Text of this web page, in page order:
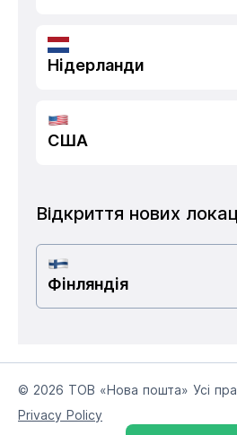
Нідерланди
США
Відкриття нових
Фінляндія
© 2026 ТОВ «Нова пошта» Усі
Privacy Policy